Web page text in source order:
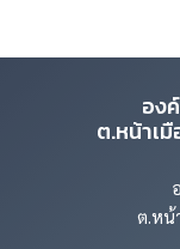
อง
ต.หน้าเ
ต.หน้